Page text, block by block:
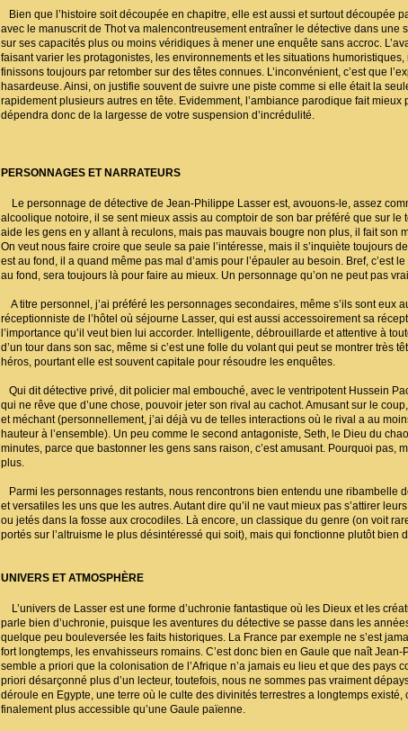
Bien que l’histoire soit découpée en chapitre, elle est aussi et surtout découpée
avec le manuscrit de Thot va malencontreusement entraîner le détective dans une
sur ses capacités plus ou moins véridiques à mener une enquête sans accroc.
faisant varier les protagonistes, les environnements et les situations
finissons toujours par retomber sur des têtes connues. L’inconvénient, c’est que
hasardeuse. Ainsi, on justifie souvent de suivre une piste comme si elle était la
rapidement plusieurs autres en tête. Evidemment, l’ambiance parodique fait
dépendra donc de la largesse de votre suspension d’incrédulité.
PERSONNAGES ET NARRATEURS
Le personnage de détective de Jean-Philippe Lasser est, avouons-le, assez
alcoolique notoire, il se sent mieux assis au comptoir de son bar préféré que sur le
aide les gens en y allant à reculons, mais pas mauvais bougre non plus, il fait son
On veut nous faire croire que seule sa paie l’intéresse, mais il s’inquiète toujours
est au fond, il a quand même pas mal d’amis pour l’épauler au besoin. Bref, c’est
au fond, sera toujours là pour faire au mieux. Un personnage qu’on ne peut pas
A titre personnel, j’ai préféré les personnages secondaires, même s’ils sont eux
réceptionniste de l’hôtel où séjourne Lasser, qui est aussi accessoirement sa
l’importance qu’il veut bien lui accorder. Intelligente, débrouillarde et attentive à
d’un tour dans son sac, même si c’est une folle du volant qui peut se montrer très
héros, pourtant elle est souvent capitale pour résoudre les enquêtes.
Qui dit détective privé, dit policier mal embouché, avec le ventripotent Hussein
qui ne rêve que d’une chose, pouvoir jeter son rival au cachot. Amusant sur le
et méchant (personnellement, j’ai déjà vu de telles interactions où le rival a au
hauteur à l’ensemble). Un peu comme le second antagoniste, Seth, le Dieu du
minutes, parce que bastonner les gens sans raison, c’est amusant. Pourquoi pas,
plus.
Parmi les personnages restants, nous rencontrons bien entendu une ribambelle
et versatiles les uns que les autres. Autant dire qu’il ne vaut mieux pas s’attirer
ou jetés dans la fosse aux crocodiles. Là encore, un classique du genre (on voit
portés sur l’altruisme le plus désintéressé qui soit), mais qui fonctionne plutôt bien
UNIVERS ET ATMOSPHÈRE
L’univers de Lasser est une forme d’uchronie fantastique où les Dieux et les
parle bien d’uchronie, puisque les aventures du détective se passe dans les
quelque peu bouleversée les faits historiques. La France par exemple ne s’est
fort longtemps, les envahisseurs romains. C’est donc bien en Gaule que naît
semble a priori que la colonisation de l’Afrique n’a jamais eu lieu et que des pays
priori désarçonné plus d’un lecteur, toutefois, nous ne sommes pas vraiment
déroule en Egypte, une terre où le culte des divinités terrestres a longtemps
finalement plus accessible qu’une Gaule païenne.